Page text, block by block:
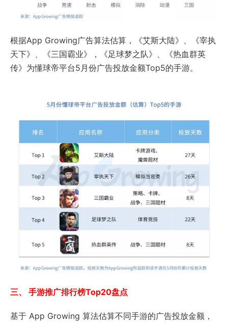
根据App Growing广告算法估算，《艾斯大陆》、《宰执
天下》、《三国霸业》，《足球梦之队》、《热血群英
传》为懂球帝平台5月份广告投放金额Top5的手游。
三、 手游推广排行榜Top20盘点
基于 App Growing 算法估算不同手游的广告投放金额，